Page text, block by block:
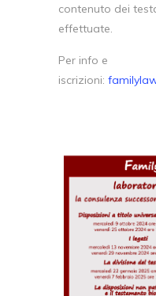
contenuto dei
effettuate.
Per info e
iscrizioni: